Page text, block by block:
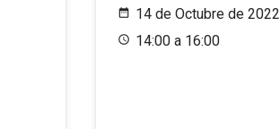
14 de Octubre de 2022
14:00 a 16:00